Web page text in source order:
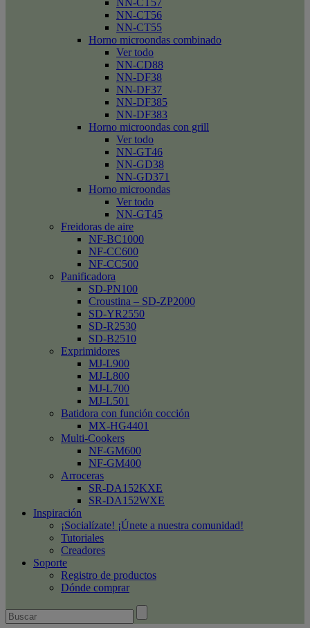
NN-CT57
NN-CT56
NN-CT55
Horno microondas combinado
Ver todo
NN-CD88
NN-DF38
NN-DF37
NN-DF385
NN-DF383
Horno microondas con grill
Ver todo
NN-GT46
NN-GD38
NN-GD371
Horno microondas
Ver todo
NN-GT45
Freidoras de aire
NF-BC1000
NF-CC600
NF-CC500
Panificadora
SD-PN100
Croustina – SD-ZP2000
SD-YR2550
SD-R2530
SD-B2510
Exprimidores
MJ-L900
MJ-L800
MJ-L700
MJ-L501
Batidora con función cocción
MX-HG4401
Multi-Cookers
NF-GM600
NF-GM400
Arroceras
SR-DA152KXE
SR-DA152WXE
Inspiración
¡Socialízate! ¡Únete a nuestra comunidad!
Tutoriales
Creadores
Soporte
Registro de productos
Dónde comprar